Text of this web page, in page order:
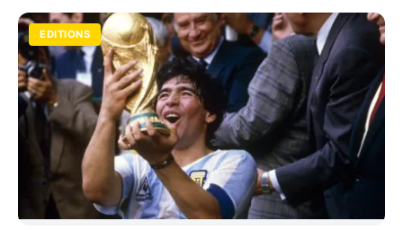
EDITIONS